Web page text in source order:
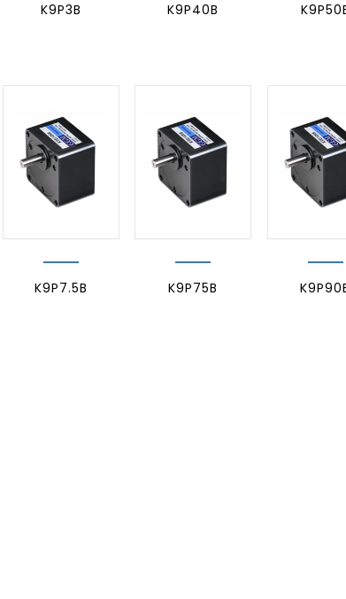
K9P3B K9P40B
K9P7.5B K9P75B